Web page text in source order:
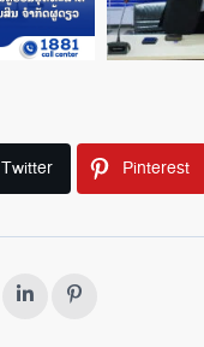
Twitter Pinterest